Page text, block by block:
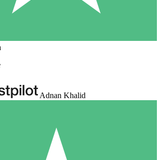
Adnan Khalid